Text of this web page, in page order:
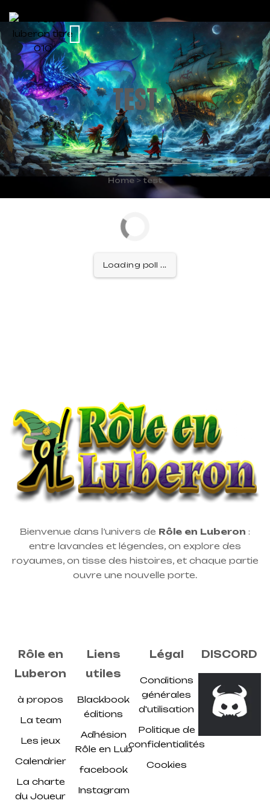
TEST
Home > test
Loading poll ...
Bienvenue dans l’univers de Rôle en Luberon :
entre lavandes et légendes, on explore des
royaumes, on tisse des histoires, et chaque partie
ouvre une nouvelle porte.
Rôle en
Luberon
à propos
La team
Les jeux
Calendrier
La charte
du Joueur
Liens
utiles
Blackbook
éditions
Adhésion
Rôle en Lub
facebook
Instagram
Légal
Conditions
générales
d'utilisation
Politique de
confidentialités
Cookies
DISCORD